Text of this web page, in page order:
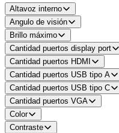
Altavoz interno
Angulo de visión
Brillo máximo
Cantidad puertos display port
Cantidad puertos HDMI
Cantidad puertos USB tipo A
Cantidad puertos USB tipo C
Cantidad puertos VGA
Color
Contraste